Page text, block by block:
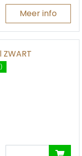
Meer info